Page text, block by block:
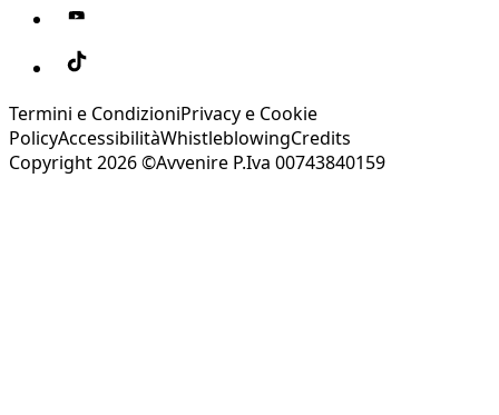
Termini e CondizioniPrivacy e Cookie
PolicyAccessibilitàWhistleblowingCredits
Copyright 2026 ©Avvenire P.Iva 00743840159